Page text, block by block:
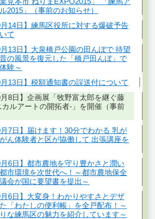
2015」（事前のお知らせ）
月14日】練馬区役所に対する爆破予告
て
月13日】大泉橋戸公園の田んぼで 待望
の風景を復元した「橋戸田んぼ」で
験～
月13日】税額通知書の誤送付について
月8日】企画展「牧野富太郎を継ぐ藤
ルアートの開拓者-」を開催（事前
月7日】届けます！30分でわかる 乳が
ん体験者と区が協働して 出張講座を
月6日】都市農地を守り豊かさと潤い
市環境を次世代へ！～都市農地保全
会が国に要望書を提出～
月6日】大変身！わかりやすさとデザ
「わたしの便利帳」を全戸配布！～
な練馬区の魅力を紹介しています～